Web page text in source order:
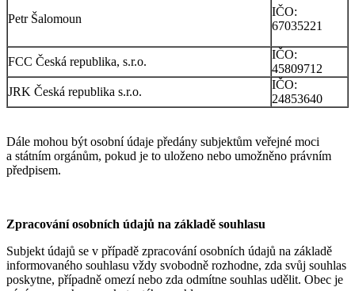
Petr Šalomoun
IČO:
67035221
FCC Česká republika, s.r.o.
IČO:
45809712
JRK Česká republika s.r.o.
IČO:
24853640
Dále mohou být osobní údaje předány subjektům veřejné moci
a státním orgánům, pokud je to uloženo nebo umožněno právním
předpisem.
Zpracování osobních údajů na základě souhlasu
Subjekt údajů se v případě zpracování osobních údajů na základě
informovaného souhlasu vždy svobodně rozhodne, zda svůj souhlas
poskytne, případně omezí nebo zda odmítne souhlas udělit. Obec je